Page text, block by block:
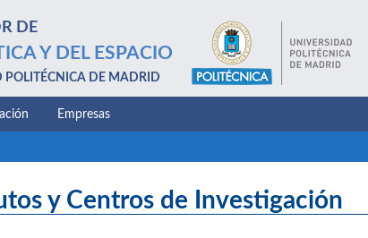
DE
Y DEL ESPACIO
POLITÉCNICA DE MADRID
Empresas
y Centros de Investigación